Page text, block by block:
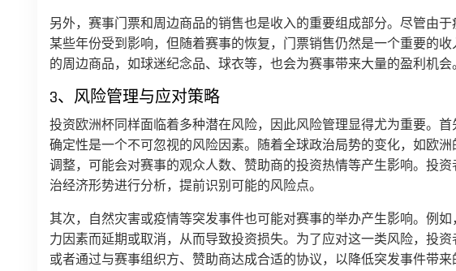
另外，赛事门票和周边商品的销售也是收入的重要组成部分。尽管由
某些年份受到影响，但随着赛事的恢复，门票销售仍然是一个重要的
的周边商品，如球迷纪念品、球衣等，也会为赛事带来大量的盈利机会。
3、风险管理与应对策略
投资欧洲杯同样面临着多种潜在风险，因此风险管理显得尤为重要。
确定性是一个不可忽视的风险因素。随着全球政治局势的变化，如欧
调整，可能会对赛事的观众人数、赞助商的投资热情等产生影响。投
治经济形势进行分析，提前识别可能的风险点。
其次，自然灾害或疫情等突发事件也可能对赛事的举办产生影响。例
力因素而延期或取消，从而导致投资损失。为了应对这一类风险，投资
或者通过与赛事组织方、赞助商达成合适的协议，以降低突发事件带来